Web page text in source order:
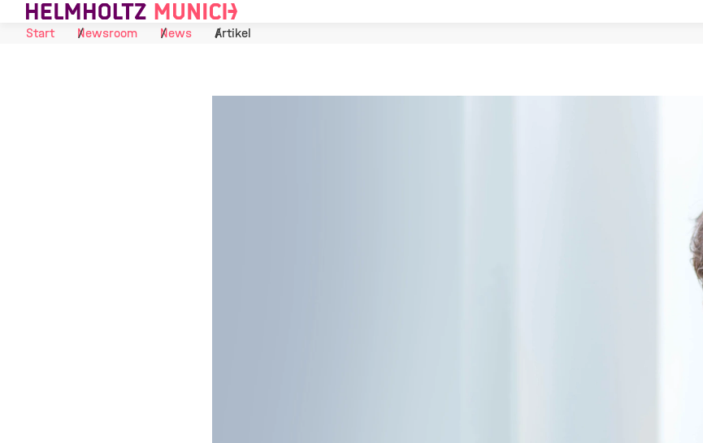
Skip to Content
Start
Newsroom News Artikel